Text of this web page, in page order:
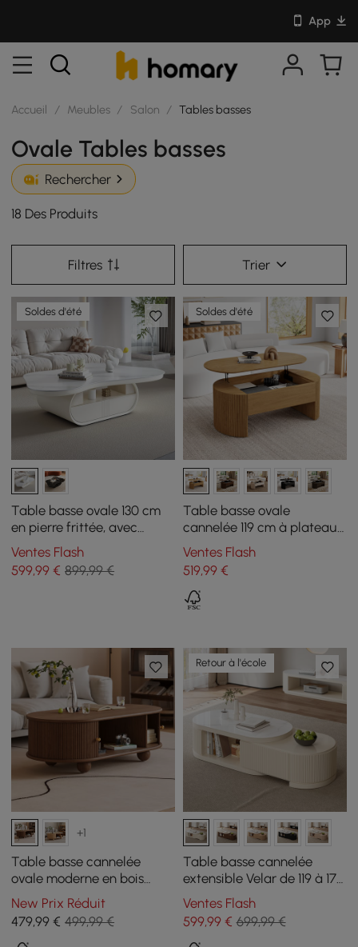
App
Accueil / Meubles / Salon / Tables basses
Ovale Tables basses
Rechercher
18 Des Produits
Filtres Trier
Soldes d'été
Table basse ovale 130 cm
en pierre frittée, avec
rangement
Ventes Flash
599,99 € 899,99 €
Soldes d'été
Table basse ovale
cannelée 119 cm à plateau
relevable, finition naturelle
Ventes Flash
519,99€
+1
Table basse cannelée
ovale moderne en bois
massif de noyer de 1100 mm
avec rangement
New Prix Réduit
479,99 € 499,99 €
Retour à l'école
Table basse cannelée
extensible Velar de 119 à 170
cm avec plateau en pierre
frittée et rangement
Ventes Flash
599,99€ 699,99 €